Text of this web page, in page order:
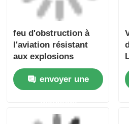
feu d'obstruction à